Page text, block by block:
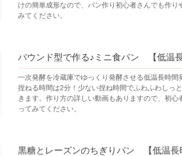
けの簡単成形なので、パン作り初心者さんでも作り
みてください。
パウンド型で作る♪ミニ食パン 【低温長
一次発酵を冷蔵庫でゆっくり発酵させる低温長時間
捏ねる時間は2分！少ない捏ね時間でふわふわしっ
きます。作り方の詳しい動画もありますので、初
ってみてください。
黒糖とレーズンのちぎりパン 【低温長